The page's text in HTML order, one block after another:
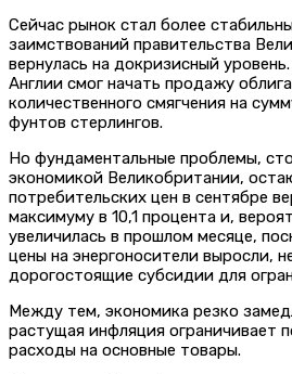
Сейчас рынок стал более
заимствований правительства
вернулась на докризисный
Англии смог начать продажу
количественного смягчения на
фунтов стерлингов.
Но фундаментальные проблемы,
экономикой Великобритании,
потребительских цен в сентябре
максимуму в 10,1 процента и,
увеличилась в прошлом месяце,
цены на энергоносители выросли,
дорогостоящие субсидии для
Между тем, экономика резко
растущая инфляция ограничивает
расходы на основные товары.